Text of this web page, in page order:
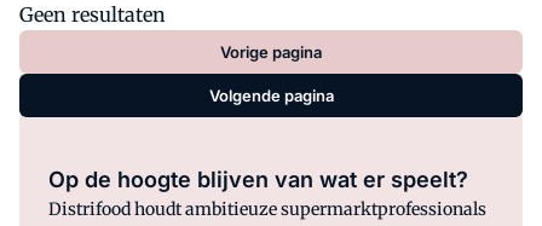
Geen resultaten
Vorige pagina
Volgende pagina
Op de hoogte blijven van wat er speelt?
Distrifood houdt ambitieuze supermarktprofessionals